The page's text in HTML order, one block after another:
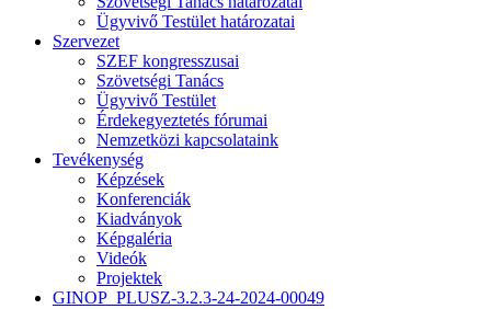
Ügyvivő Testület határozatai
Szervezet
SZEF kongresszusai
Szövetségi Tanács
Ügyvivő Testület
Érdekegyeztetés fórumai
Nemzetközi kapcsolataink
Tevékenység
Képzések
Konferenciák
Kiadványok
Képgaléria
Videók
Projektek
GINOP_PLUSZ-3.2.3-24-2024-00049